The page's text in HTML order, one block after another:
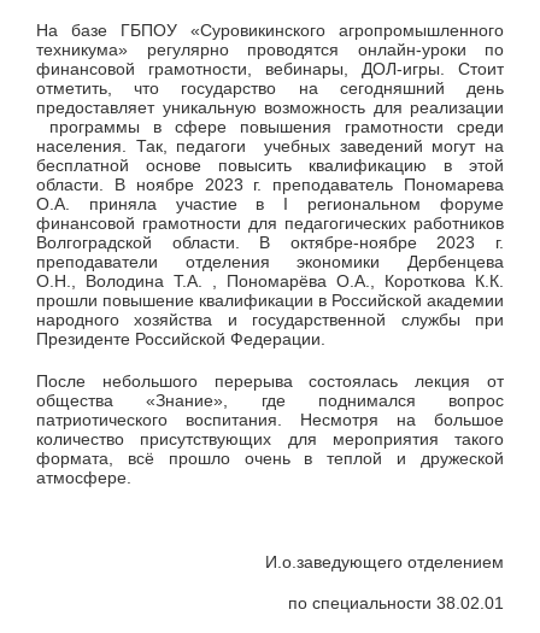
На базе ГБПОУ «Суровикинского агропромышленного
техникума» регулярно проводятся онлайн-уроки по
финансовой грамотности, вебинары, ДОЛ-игры. Стоит
отметить, что государство на сегодняшний день
предоставляет уникальную возможность для реализации
программы в сфере повышения грамотности среди
населения. Так, педагоги учебных заведений могут на
бесплатной основе повысить квалификацию в этой
области. В ноябре 2023 г. преподаватель Пономарева
О.А. приняла участие в I региональном форуме
финансовой грамотности для педагогических работников
Волгоградской области. В октябре-ноябре 2023 г.
преподаватели отделения экономики Дербенцева
О.Н., Володина Т.А. , Пономарёва О.А., Короткова К.К.
прошли повышение квалификации в Российской академии
народного хозяйства и государственной службы при
Президенте Российской Федерации.
После небольшого перерыва состоялась лекция от
общества «Знание», где поднимался вопрос
патриотического воспитания. Несмотря на большое
количество присутствующих для мероприятия такого
формата, всё прошло очень в теплой и дружеской
атмосфере.
И.о.заведующего отделением
по специальности 38.02.01